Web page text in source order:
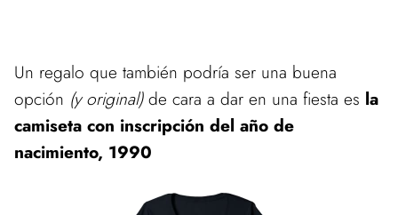
Un regalo que también podría ser una buena
opción (y original)de cara a dar en una fiesta es la
camiseta con inscripción del año de
nacimiento, 1990